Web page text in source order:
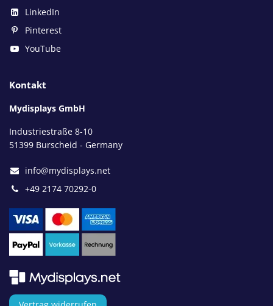
LinkedIn
Pinterest
YouTube
Kontakt
Mydisplays GmbH
Industriestraße 8-10
51399 Burscheid - Germany
info@mydisplays.net
+49 2174 70292-0